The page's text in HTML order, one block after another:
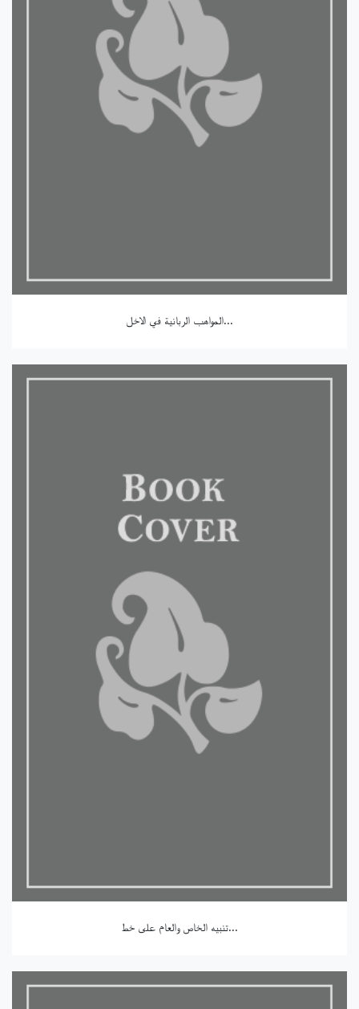
المواهب الربانية في الاخل...
تنبيه الخاص والعام على خط...